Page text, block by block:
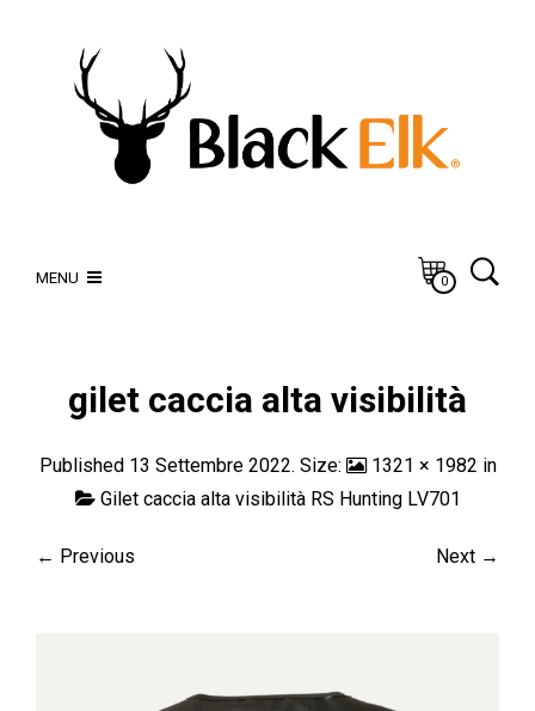
MENU 0
gilet caccia alta visibilità
Published 13 Settembre 2022. Size: 1321 × 1982 in
Gilet caccia alta visibilità RS Hunting LV701
← Previous Next →